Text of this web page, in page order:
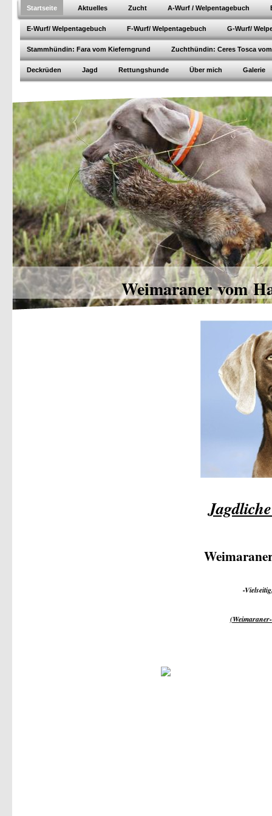
Startseite Aktuelles Zucht A-Wurf / Welpentagebuch
E-Wurf/ Welpentagebuch F-Wurf/ Welpentagebuch G-Wurf/
Stammhündin: Fara vom Kieferngrund Zuchthündin: Ceres Tosca
Deckrüden Jagd Rettungshunde Über mich Galerie
Weimaraner vom
-